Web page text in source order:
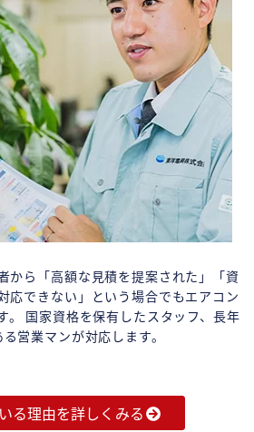
から「高額な見積を提案された」「資
応できない」という場合でもエアコン
。 国家資格を保有したスタッフ、長年
営業マンが対応します。
る理由を詳しくみる